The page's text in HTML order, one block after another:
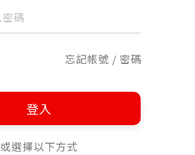
忘記帳號 / 密碼
登入
或選擇以下方式